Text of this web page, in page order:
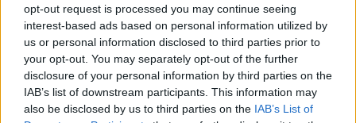
opt-out request is processed you may continue seeing
interest-based ads based on personal information utilized by
us or personal information disclosed to third parties prior to
your opt-out. You may separately opt-out of the further
disclosure of your personal information by third parties on the
IAB’s list of downstream participants. This information may
also be disclosed by us to third parties on the IAB’s List of
ATTUALITÀ
Nas sequestrano 100 tonnellate di cibo Bio
irregolare
4 LUGLIO 2018
SALUTE E BENESSERE